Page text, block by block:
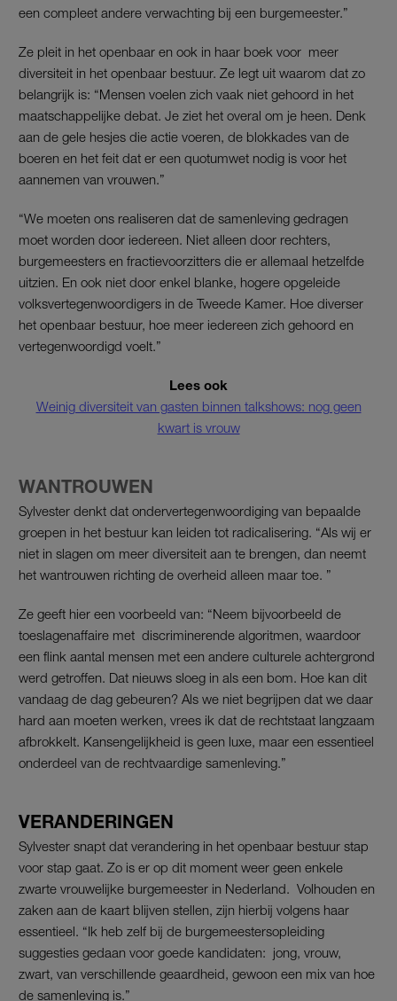
een compleet andere verwachting bij een burgemeester.”
Ze pleit in het openbaar en ook in haar boek voor meer
diversiteit in het openbaar bestuur. Ze legt uit waarom dat zo
belangrijk is: “Mensen voelen zich vaak niet gehoord in het
maatschappelijke debat. Je ziet het overal om je heen. Denk
aan de gele hesjes die actie voeren, de blokkades van de
boeren en het feit dat er een quotumwet nodig is voor het
aannemen van vrouwen.”
“We moeten ons realiseren dat de samenleving gedragen
moet worden door iedereen. Niet alleen door rechters,
burgemeesters en fractievoorzitters die er allemaal hetzelfde
uitzien. En ook niet door enkel blanke, hogere opgeleide
volksvertegenwoordigers in de Tweede Kamer. Hoe diverser
het openbaar bestuur, hoe meer iedereen zich gehoord en
vertegenwoordigd voelt.”
Lees ook
Weinig diversiteit van gasten binnen talkshows: nog geen
kwart is vrouw
WANTROUWEN
Sylvester denkt dat ondervertegenwoordiging van bepaalde
groepen in het bestuur kan leiden tot radicalisering. “Als wij er
niet in slagen om meer diversiteit aan te brengen, dan neemt
het wantrouwen richting de overheid alleen maar toe. ”
Ze geeft hier een voorbeeld van: “Neem bijvoorbeeld de
toeslagenaffaire met discriminerende algoritmen, waardoor
een flink aantal mensen met een andere culturele achtergrond
werd getroffen. Dat nieuws sloeg in als een bom. Hoe kan dit
vandaag de dag gebeuren? Als we niet begrijpen dat we daar
hard aan moeten werken, vrees ik dat de rechtstaat langzaam
afbrokkelt. Kansengelijkheid is geen luxe, maar een essentieel
onderdeel van de rechtvaardige samenleving.”
VERANDERINGEN
Sylvester snapt dat verandering in het openbaar bestuur stap
voor stap gaat. Zo is er op dit moment weer geen enkele
zwarte vrouwelijke burgemeester in Nederland. Volhouden en
zaken aan de kaart blijven stellen, zijn hierbij volgens haar
essentieel. “Ik heb zelf bij de burgemeestersopleiding
suggesties gedaan voor goede kandidaten: jong, vrouw,
zwart, van verschillende geaardheid, gewoon een mix van hoe
de samenleving is.”